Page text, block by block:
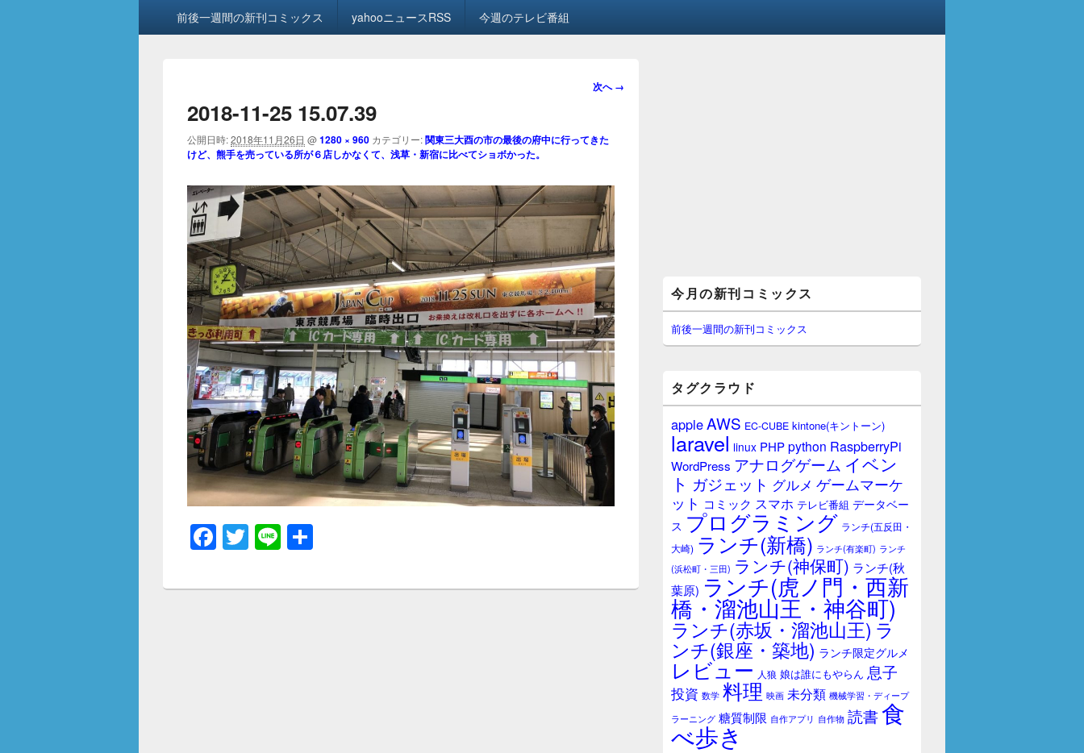
前後一週間の新刊コミックス yahooニュースRSS 今週のテレビ番組
画
ビ
シ
ョ
ン
次へ →
2018-11-25 15.07.39
公開日時:2018年11月26日 @1280 × 960 カテゴリー:関東三大酉の市の最後の府中に行ってきた
けど、熊手を売っている所が６店しかなくて、浅草・新宿に比べてショボかった。
F
c
T
tt
Li
e
イ
ン
サ
イ
ー
ジ
ッ
ト
今月の新刊コミックス
前後一週間の新刊コミックス
タグクラウド
appleAWS EC-CUBE kintone(キントーン)
laravel linux PHPpython RaspberryPi
WordPress アナログゲーム イベン
ト ガジェット グルメ ゲームマーケ
ット コミック スマホ テレビ番組 データベー
ス プログラミング ランチ(五反田・
大崎) ランチ(新橋) ランチ(有楽町) ランチ
(浜松町・三田) ランチ(神保町) ランチ(秋
葉原) ランチ(虎ノ門・西新
橋・溜池山王・神谷町)
ランチ(赤坂・溜池山王) ラ
ンチ(銀座・築地) ランチ限定グルメ
レビュー 人狼 娘は誰にもやらん 息子
投資 数学 料理 映画 未分類 機械学習・ディープ
ラーニング 糖質制限 自作アプリ 自作物 読書食
べ歩き